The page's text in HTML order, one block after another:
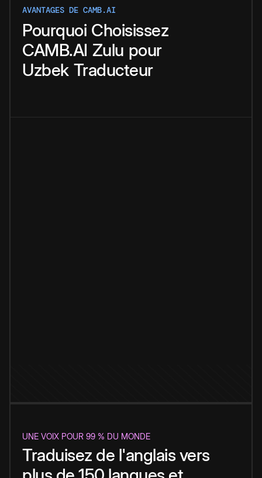
AVANTAGES DE CAMB.AI
Pourquoi Choisissez
CAMB.AI Zulu pour
Uzbek Traducteur
UNE VOIX POUR 99 % DU MONDE
Traduisez de l'anglais vers